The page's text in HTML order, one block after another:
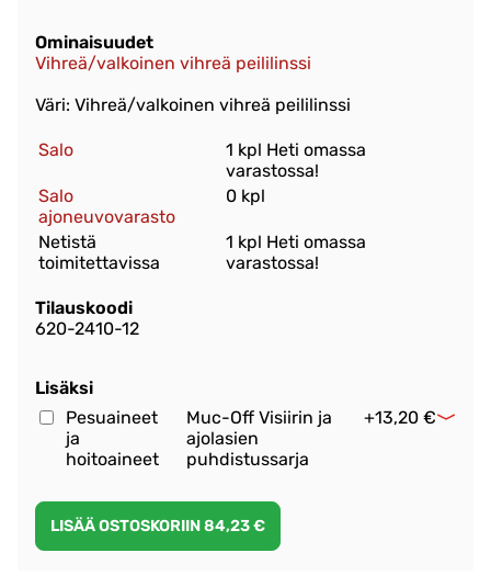
Ominaisuudet
Vihreä/valkoinen vihreä peililinssi
Väri: Vihreä/valkoinen vihreä peililinssi
Salo
1 kpl Heti omassa
varastossa!
Salo
ajoneuvovarasto
0 kpl
Netistä
toimitettavissa
1 kpl Heti omassa
varastossa!
Tilauskoodi
620-2410-12
Lisäksi
Pesuaineet
ja
hoitoaineet
Muc-Off Visiirin ja
ajolasien
puhdistussarja
+13,20 €